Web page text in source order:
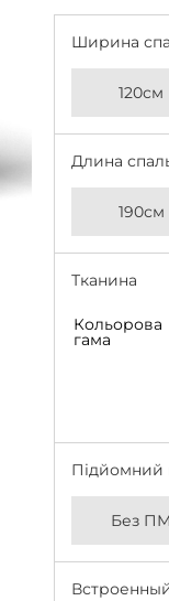
Ширина
120см
Длина
190см
Тканина
Кольорова
гама
Підйомний
Без ПМ